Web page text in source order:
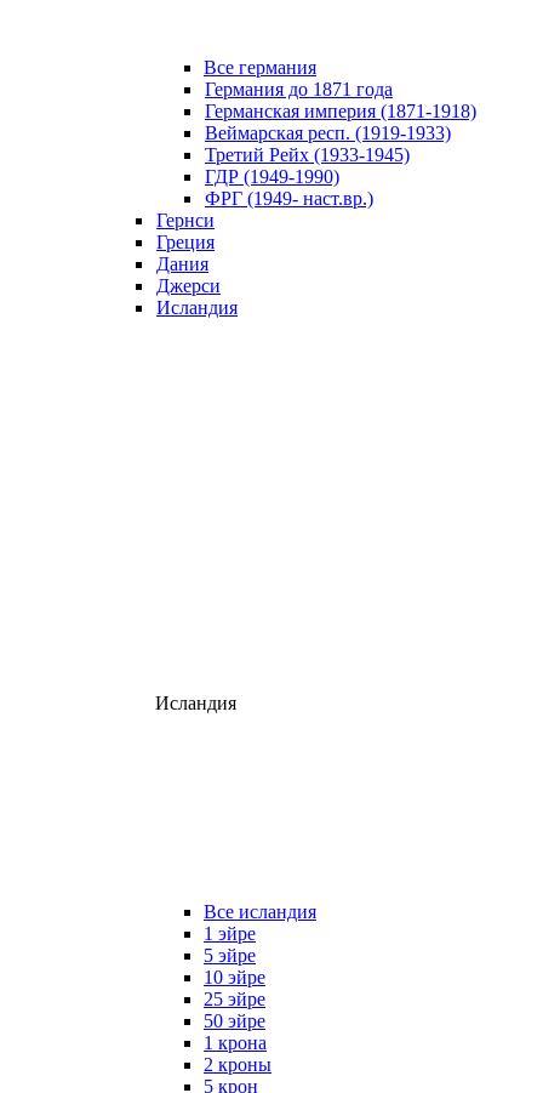
Все германия
Германия до 1871 года
Германская империя (1871-1918)
Веймарская респ. (1919-1933)
Третий Рейх (1933-1945)
ГДР (1949-1990)
ФРГ (1949- наст.вр.)
Гернси
Греция
Дания
Джерси
Исландия
Исландия
Все исландия
1 эйре
5 эйре
10 эйре
25 эйре
50 эйре
1 крона
2 кроны
5 крон